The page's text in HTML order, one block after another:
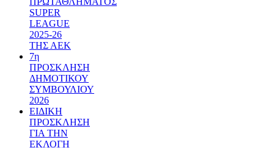
SUPER
LEAGUE
2025-26
ΤΗΣ ΑΕΚ
7η
ΠΡΟΣΚΛΗΣΗ
ΔΗΜΟΤΙΚΟΥ
ΣΥΜΒΟΥΛΙΟΥ
2026
ΕΙΔΙΚΗ
ΠΡΟΣΚΛΗΣΗ
ΓΙΑ ΤΗΝ
ΕΚΛΟΓΗ